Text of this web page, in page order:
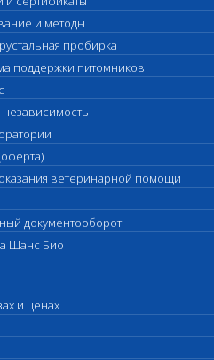
и методы
пробирка
поддержки питомников
независимость
ветеринарной помощи
документооборот
Шанс Био
и ценах